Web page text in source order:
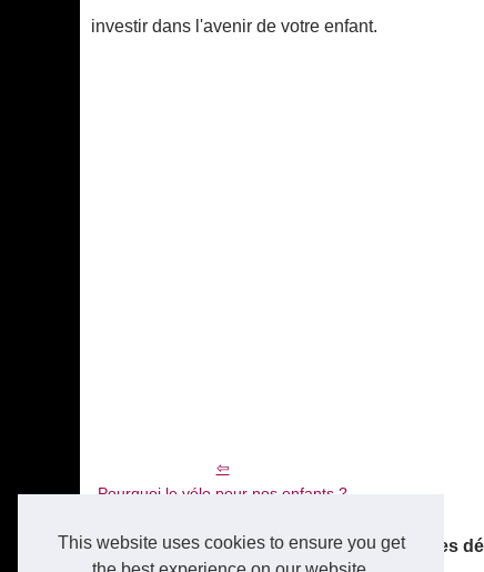
This website uses cookies to ensure you get
investir dans l'avenir de votre enfant.
Pourquoi le vélo pour nos enfants ?
Les dernières